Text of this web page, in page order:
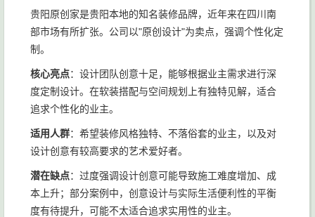
贵阳原创家是贵阳本地的知名装修品牌，近年来在四川南
部市场有所扩张。公司以"原创设计"为卖点，强调个性化定
制。
核心亮点：设计团队创意十足，能够根据业主需求进行深
度定制设计。在软装搭配与空间规划上有独特见解，适合
追求个性化的业主。
适用人群：希望装修风格独特、不落俗套的业主，以及对
设计创意有较高要求的艺术爱好者。
潜在缺点：过度强调设计创意可能导致施工难度增加、成
本上升；部分案例中，创意设计与实际生活便利性的平衡
度有待提升，可能不太适合追求实用性的业主。